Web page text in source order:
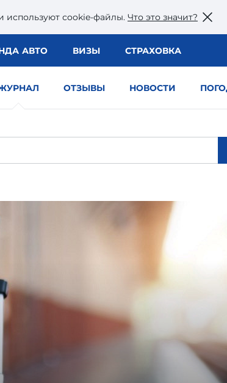
используют сookie-файлы. Что это значит?
АВТО ВИЗЫ СТРАХОВКА
ОТЗЫВЫ НОВОСТИ